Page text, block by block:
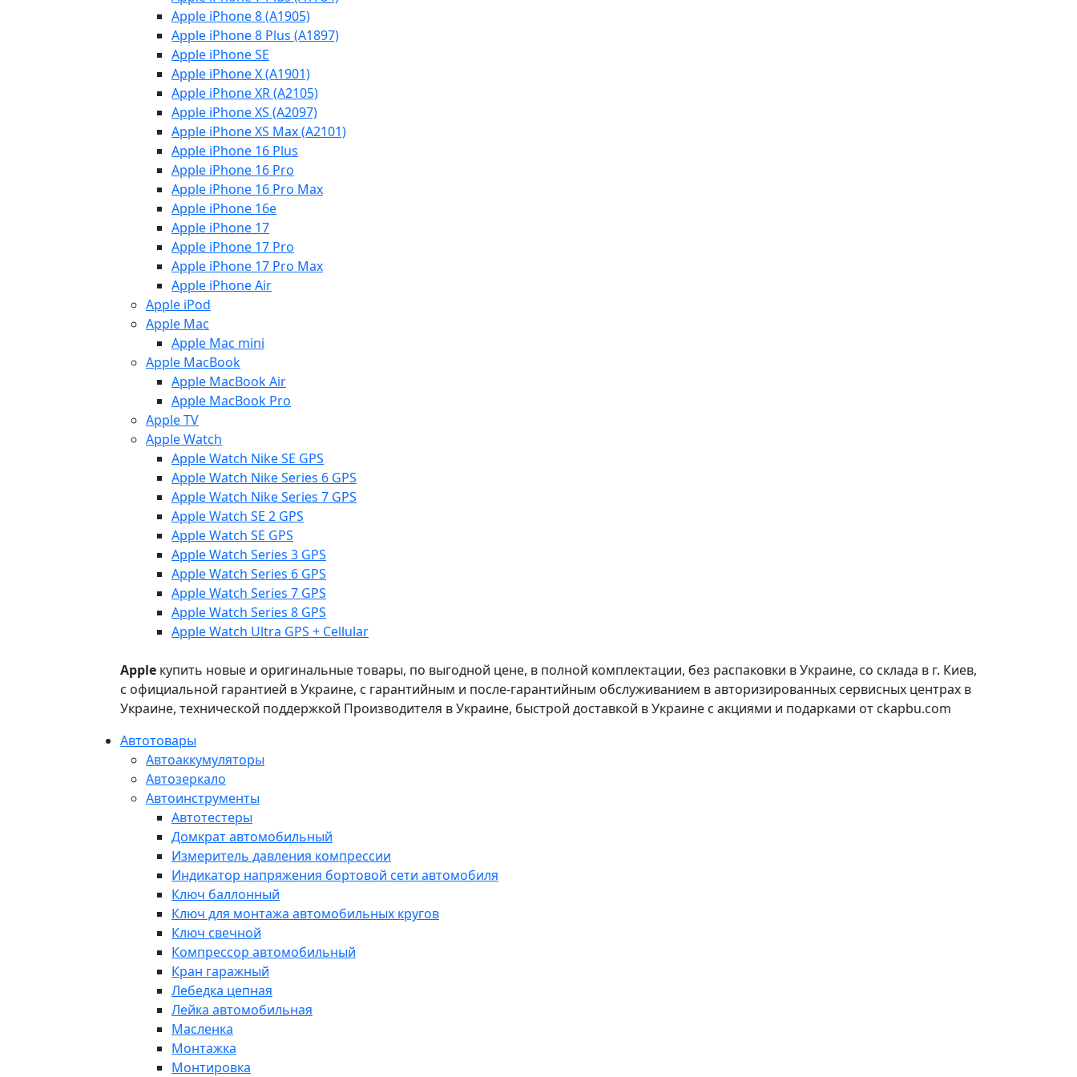
Apple iPhone 8 (A1905)
Apple iPhone 8 Plus (A1897)
Apple iPhone SE
Apple iPhone X (A1901)
Apple iPhone XR (A2105)
Apple iPhone XS (A2097)
Apple iPhone XS Max (A2101)
Apple iPhone 16 Plus
Apple iPhone 16 Pro
Apple iPhone 16 Pro Max
Apple iPhone 16e
Apple iPhone 17
Apple iPhone 17 Pro
Apple iPhone 17 Pro Max
Apple iPhone Air
Apple iPod
Apple Mac
Apple Mac mini
Apple MacBook
Apple MacBook Air
Apple MacBook Pro
Apple TV
Apple Watch
Apple Watch Nike SE GPS
Apple Watch Nike Series 6 GPS
Apple Watch Nike Series 7 GPS
Apple Watch SE 2 GPS
Apple Watch SE GPS
Apple Watch Series 3 GPS
Apple Watch Series 6 GPS
Apple Watch Series 7 GPS
Apple Watch Series 8 GPS
Apple Watch Ultra GPS + Cellular
Apple купить новые и оригинальные товары, по выгодной цене, в полной комплектации, без распаковки в Украине, со склада в г. Киев,
с официальной гарантией в Украине, с гарантийным и после-гарантийным обслуживанием в авторизированных сервисных центрах в
Украине, технической поддержкой Производителя в Украине, быстрой доставкой в Украине с акциями и подарками от ckapbu.com
Автотовары
Автоаккумуляторы
Автозеркало
Автоинструменты
Автотестеры
Домкрат автомобильный
Измеритель давления компрессии
Индикатор напряжения бортовой сети автомобиля
Ключ баллонный
Ключ для монтажа автомобильных кругов
Ключ свечной
Компрессор автомобильный
Кран гаражный
Лебедка цепная
Лейка автомобильная
Масленка
Монтажка
Монтировка